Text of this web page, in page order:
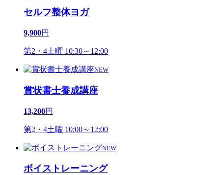
セルフ整体ヨガ
9,900円
第2・4土曜 10:30～12:00
NEW
賞状書士養成講座
13,200円
第2・4土曜 10:00～12:00
NEW
ボイストレーニング